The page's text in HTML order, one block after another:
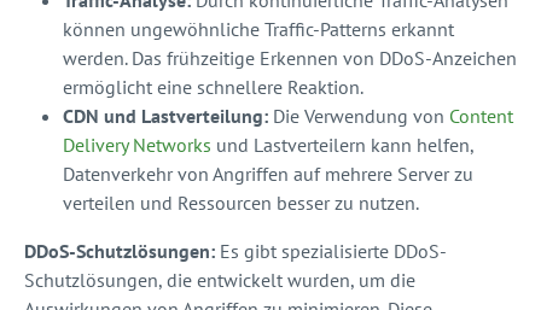
können ungewöhnliche Traffic-Patterns erkannt
werden. Das frühzeitige Erkennen von DDoS-Anzeichen
ermöglicht eine schnellere Reaktion.
CDN und Lastverteilung: Die Verwendung von Content
Delivery Networks und Lastverteilern kann helfen,
Datenverkehr von Angriffen auf mehrere Server zu
verteilen und Ressourcen besser zu nutzen.
DDoS-Schutzlösungen: Es gibt spezialisierte DDoS-
Schutzlösungen, die entwickelt wurden, um die